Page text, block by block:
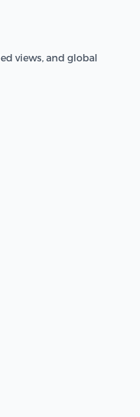
views, and global